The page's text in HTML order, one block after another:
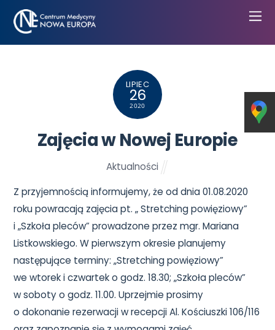
LIPIEC
26
2020
Zajęcia w Nowej Europie
Aktualności
Z przyjemnością informujemy, że od dnia 01.08.2020
roku powracają zajęcia pt. „ Stretching powięziowy”
i „Szkoła pleców” prowadzone przez mgr. Mariana
Listkowskiego. W pierwszym okresie planujemy
następujące terminy: „Stretching powięziowy”
we wtorek i czwartek o godz. 18.30; „Szkoła pleców”
w soboty o godz. 11.00. Uprzejmie prosimy
o dokonanie rezerwacji w recepcji Al. Kościuszki 106/116